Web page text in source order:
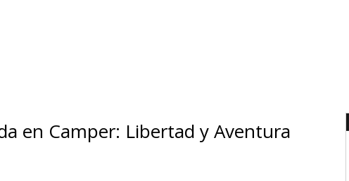
en Camper: Libertad y Aventura